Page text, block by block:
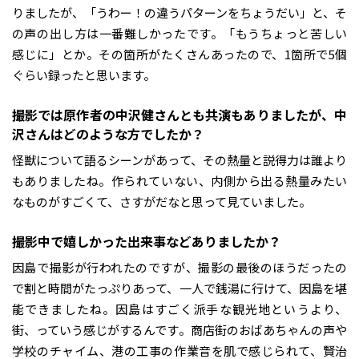
りましたが、「うわー！の違うパターンをちょうだい」と、そ
の声の出し方は一番難しかったです。「もうちょっと苦しい
感じに」とか。その箇所がたくさんあったので、1箇所で5個
ぐらい録ったと思います。
――撮影では原作者の中沢健さんとも共演もありましたが、中
沢さんはどのような方でしたか？
怪獣について語るシーンがあって、その熱量と説得力は誰より
もありましたね。作られていない、内側から出る熱量みたい
なものがすごくて、さすがだなと思って見ていました。
――撮影中で嬉しかった出来事などありましたか？
因島で撮影が行われたのですが、撮影の最後のほうだったの
で割と時間がたっぷりあって、一人で銭湯に行けて、因島を堪
能できましたね。因島はすごく派手な観光地というより、
街、っていう感じがするんです。商店街のおばあちゃんの声や
学校のチャイム、港の工事の作業音を肌で感じられて、賢治